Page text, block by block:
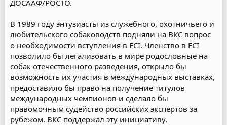
ДОСААФ/РОСТО.
В 1989 году энтузиасты из служебного, охотничьего и
любительского собаководств подняли на ВКС вопрос
о необходимости вступления в FCI. Членство в FCI
позволило бы легализовать в мире родословные на
собак отечественного разведения, открыло бы
возможность их участия в международных выставках,
предоставило бы право на получение титулов
международных чемпионов и сделало бы
правомочным судейство российских экспертов за
рубежом. ВКС поддержал эту инициативу.